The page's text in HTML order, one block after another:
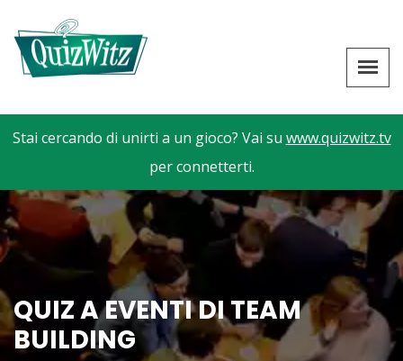
Stai cercando di unirti a un gioco? Vai su www.quizwitz.tv
per connetterti.
QUIZ A EVENTI DI TEAM
BUILDING